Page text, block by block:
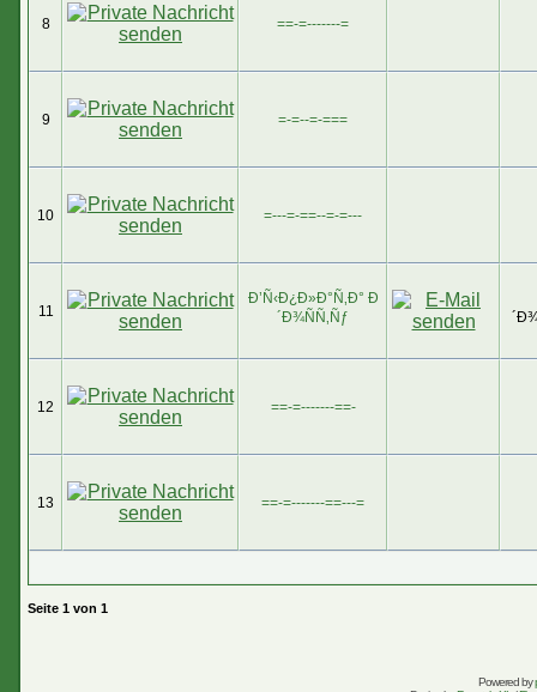
8 ==-=-------=
9 =-=--=-===
10 =---=-==--=-=---
11
Ð’Ñ‹Ð¿Ð»Ð°Ñ‚Ð° Ð
´Ð¾ÑÑ‚Ñƒ
12 ==-=-------==-
13 ==-=-------==---=
Seite 1 von 1
Powered by